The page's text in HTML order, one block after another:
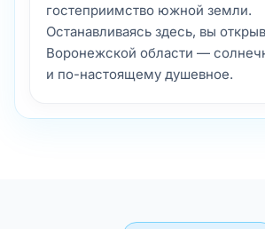
гостеприимство южной земли.
Останавливаясь здесь, вы
Воронежской области —
и по-настоящему душевное.